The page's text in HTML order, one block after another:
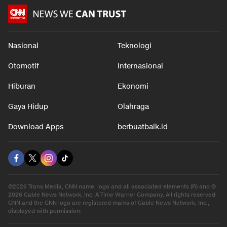
Nasional Teknologi
Otomotif Internasional
Hiburan Ekonomi
Gaya Hidup Olahraga
Download Apps berbuatbaik.id
©2026 Trans Media, CNN name, logo and all associated elements (R) and ©
2026 Cable News Network, Inc. A Time Warner Company. All rights reserved.
CNN and the CNN logo are registered marks of Cable News Network, Inc.,
displayed with permission.